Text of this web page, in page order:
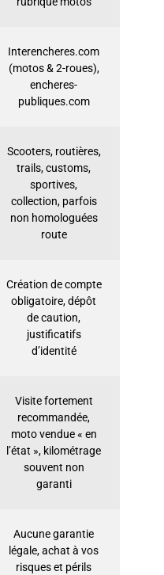
Interencheres.com
(motos & 2-roues),
encheres-
publiques.com
Scooters, routières,
trails, customs,
sportives,
collection, parfois
non homologuées
route
Création de compte
obligatoire, dépôt
de caution,
justificatifs
d’identité
Visite fortement
recommandée,
moto vendue « en
l’état », kilométrage
souvent non
garanti
Aucune garantie
légale, achat à vos
risques et périls